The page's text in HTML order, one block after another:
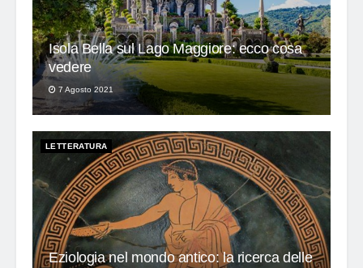
Isola Bella sul Lago Maggiore: ecco cosa
vedere
7 Agosto 2021
LETTERATURA
Eziologia nel mondo antico: la ricerca delle